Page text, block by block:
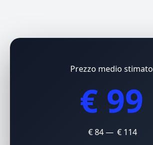
Prezzo medio stimato
€ 99
€ 84 — € 114